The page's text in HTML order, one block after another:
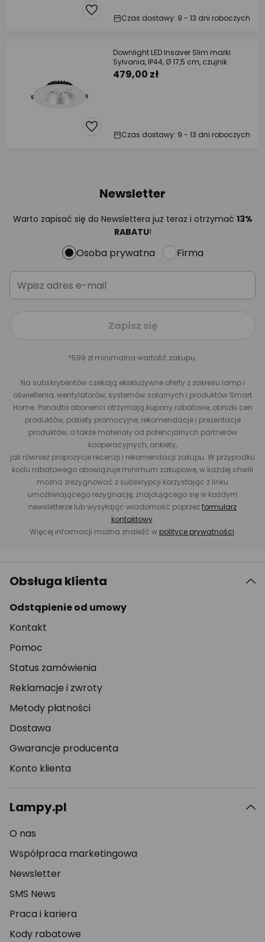
Czas dostawy: 9 - 13 dni roboczych
Downlight LED Insaver Slim marki
Sylvania, IP44, Ø 17,5 cm, czujnik
479,00 zł
Czas dostawy: 9 - 13 dni roboczych
Newsletter
Warto zapisać się do Newslettera już teraz i otrzymać 13%
RABATU!
Osoba prywatna Firma
Zapisz się
*599 zł minimalna wartość zakupu.
Na subskrybentów czekają ekskluzywne oferty z zakresu lamp i
oświetlenia, wentylatorów, systemów solarnych i produktów Smart
Home. Ponadto abonenci otrzymają kupony rabatowe, obniżki cen
produktów, pakiety promocyjne, rekomendacje i prezentacje
produktów, a także materiały od potencjalnych partnerów
kooperacyjnych, ankiety,
jak również propozycje recenzji i rekomendacji zakupu. W przypadku
kodu rabatowego obowiązuje minimum zakupowe, w każdej chwili
można zrezygnować z subskrypcji korzystając z linku
umożliwiającego rezygnację, znajdującego się w każdym
newsletterze lub wysyłając wiadomość poprzezformularz
kontaktowy.
Więcej informacji można znaleźć w polityce prywatności.
Obsługa klienta
Odstąpienie od umowy
Kontakt
Pomoc
Status zamówienia
Reklamacje i zwroty
Metody płatności
Dostawa
Gwarancje producenta
Konto klienta
Lampy.pl
O nas
Współpraca marketingowa
Newsletter
SMS News
Praca i kariera
Kody rabatowe